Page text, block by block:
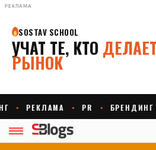
РЕКЛАМА